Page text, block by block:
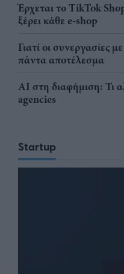
Έρχεται το TikTok
ξέρει κάθε e-shop
Γιατί οι συνεργασίες
πάντα αποτέλεσμα
AI στη διαφήμιση: Τι
agencies
Startup